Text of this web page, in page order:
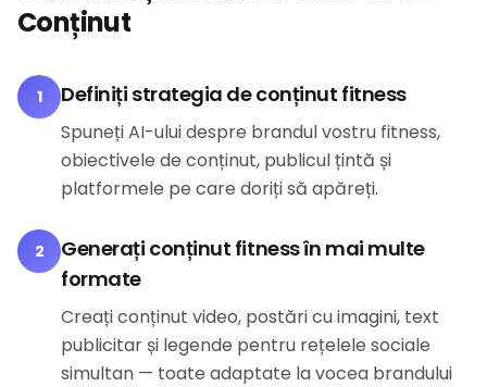
Conținut
1 Definiți strategia de conținut fitness
Spuneți AI-ului despre brandul vostru fitness,
obiectivele de conținut, publicul țintă și
platformele pe care doriți să apăreți.
2
Generați conținut fitness în mai multe
formate
Creați conținut video, postări cu imagini, text
publicitar și legende pentru rețelele sociale
simultan — toate adaptate la vocea brandului